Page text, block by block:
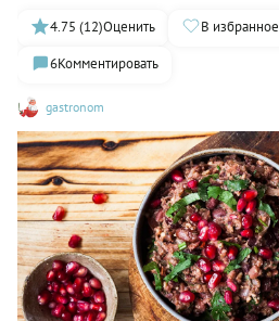
gastronom
4.75 (12)Оценить В избранное
6Комментировать